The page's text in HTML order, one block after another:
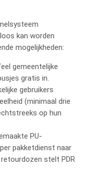
kan worden
mogelijkheden:
gemeentelijke
gratis in.
gebruikers
(minimaal drie
op hun
PU-
pakketdienst naar
retourdozen stelt PDR